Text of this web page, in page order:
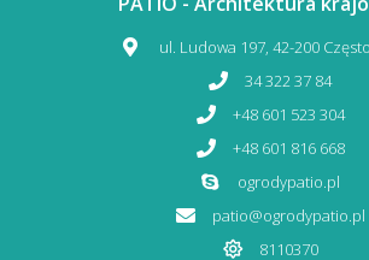
ul. Ludowa 197, 42-200
34 322 37 84
+48 601 523 304
+48 601 816 668
ogrodypatio.pl
patio@ogrodypatio.pl
8110370​